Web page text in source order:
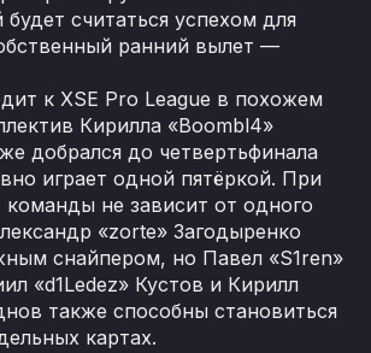
считаться успехом для
ранний вылет —
к XSE Pro League в похожем
Кирилла «Boombl4»
добрался до четвертьфинала
играет одной пятёркой. При
команды не зависит от одного
«zorte» Загодыренко
снайпером, но Павел «S1ren»
«d1Ledez» Кустов и Кирилл
также способны становиться
картах.